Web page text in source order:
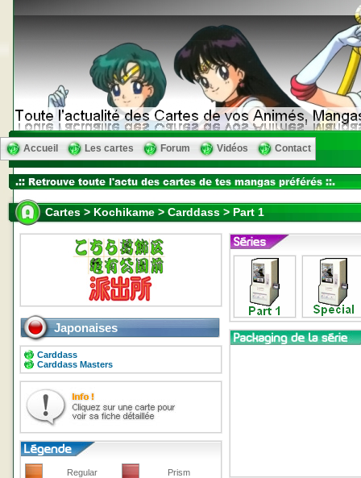
Accueil Les cartes Forum Vidéos Contact
Cartes > Kochikame > Carddass > Part 1
Japonaises
Carddass
Carddass Masters
Regular Prism